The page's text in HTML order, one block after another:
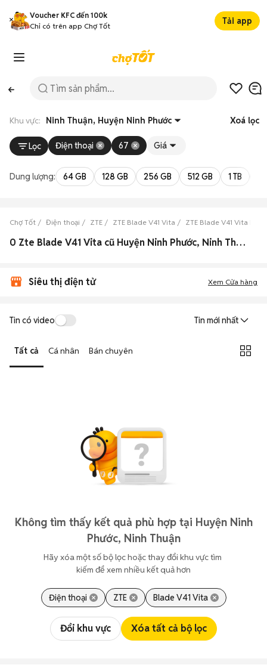
Voucher KFC đến 100k
Chỉ có trên app Chợ Tốt
Tải app
Khu vực: Ninh Thuận, Huyện Ninh Phước Xoá lọc
Lọc Điện thoại 67 Giá
Dung lượng: 64 GB 128 GB 256 GB 512 GB 1 TB
Chợ Tốt Điện thoại ZTE ZTE Blade V41 Vita ZTE Blade V41 Vita Ninh
0 Zte Blade V41 Vita cũ Huyện Ninh Phước, Ninh Thuận đẹp
Siêu thị điện tử Xem Cửa hàng
Tin có video Tin mới nhất
Tất cả Cá nhân Bán chuyên
Không tìm thấy kết quả phù hợp tại Huyện Ninh
Phước, Ninh Thuận
Hãy xóa một số bộ lọc hoặc thay đổi khu vực tìm
kiếm để xem nhiều kết quả hơn
Điện thoại ZTE Blade V41 Vita
Đổi khu vực Xóa tất cả bộ lọc